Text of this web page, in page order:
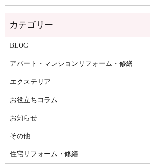
BLOG
アパート・マンションリフォーム・修繕
エクステリア
お役立ちコラム
お知らせ
その他
住宅リフォーム・修繕